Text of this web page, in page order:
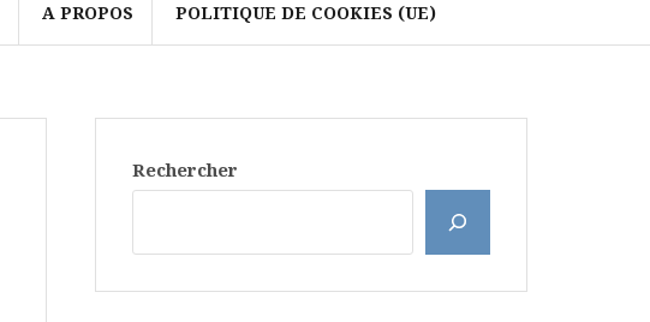
A PROPOS POLITIQUE DE COOKIES (UE)
Rechercher